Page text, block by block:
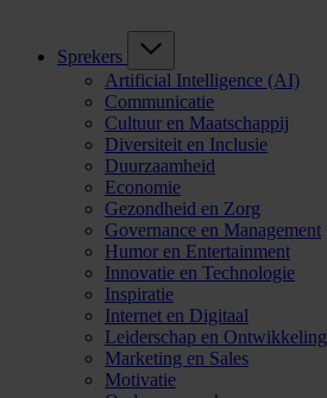
Sprekers
Artificial Intelligence (AI)
Communicatie
Cultuur en Maatschappij
Diversiteit en Inclusie
Duurzaamheid
Economie
Gezondheid en Zorg
Governance en Management
Humor en Entertainment
Innovatie en Technologie
Inspiratie
Internet en Digitaal
Leiderschap en Ontwikkeling
Marketing en Sales
Motivatie